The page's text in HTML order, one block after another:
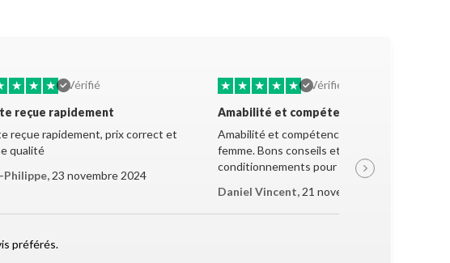
★ ★ ★
Vérifié
reçue rapidement
reçue rapidement, prix correct et
qualité
Philippe, 23 novembre 2024
★ ★ ★ ★ ★
Vérifié
Amabilité et compétence
Amabilité et compétence de la jeune
femme. Bons conseils et très bon
conditionnements pour le transport.
Daniel Vincent, 21 novembre 2024
préférés.